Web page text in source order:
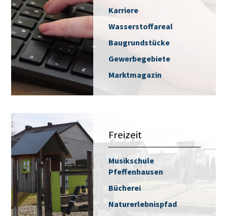
Karriere
Wasserstoffareal
Baugrundstücke
Gewerbegebiete
Marktmagazin
Freizeit
Musikschule
Pfeffenhausen
Bücherei
Naturerlebnispfad